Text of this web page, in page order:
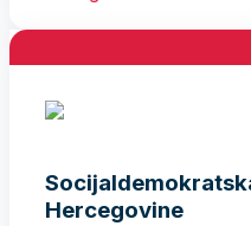
Hercegovine